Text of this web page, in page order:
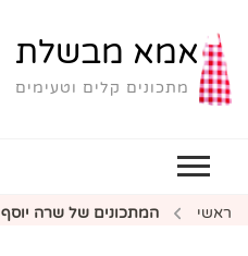
אמא מבשלת
מתכונים קלים וטעימים
ראשי המתכונים של שרה יוסף